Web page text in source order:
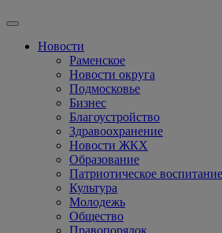
Новости
Раменское
Новости округа
Подмосковье
Бизнес
Благоустройство
Здравоохранение
Новости ЖКХ
Образование
Патриотическое воспитание
Культура
Молодежь
Общество
Правопорядок